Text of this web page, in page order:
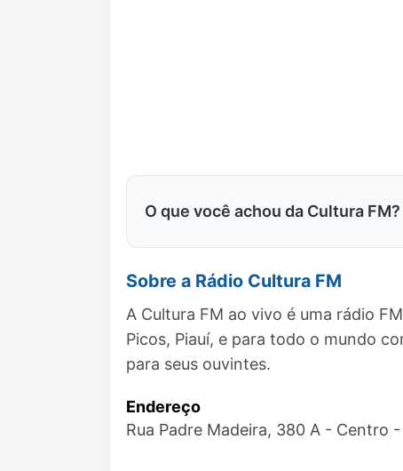
O que você achou da Cultura FM?
Sobre a Rádio Cultura FM
A Cultura FM ao vivo é uma rádio
Picos, Piauí, e para todo o mundo
para seus ouvintes.
Endereço
Rua Padre Madeira, 380 A - Centro